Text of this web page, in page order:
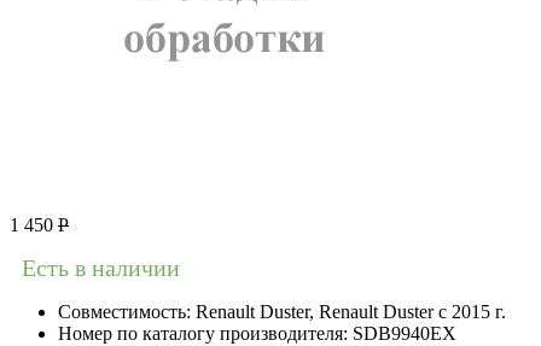
1 450 Р
Есть в наличии
Совместимость: Renault Duster, Renault Duster с 2015 г.
Номер по каталогу производителя: SDB9940EX